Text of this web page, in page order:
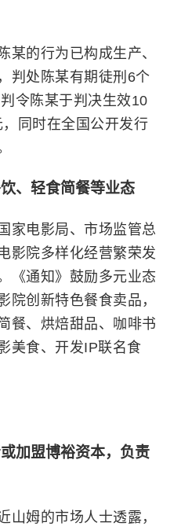
某的行为已构成生产、
判处陈某有期徒刑6个
令陈某于判决生效10
同时在全国公开发行
、轻食简餐等业态
家电影局、市场监管总
影院多样化经营繁荣发
《通知》鼓励多元业态
院创新特色餐食卖品，
餐、烘焙甜品、咖啡书
美食、开发IP联名食
加盟博裕资本，负责
山姆的市场人士透露，